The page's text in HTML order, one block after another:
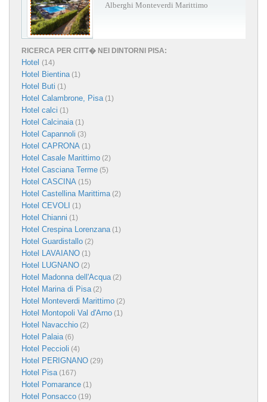
Alberghi Monteverdi Marittimo
RICERCA PER CITT� NEI DINTORNI PISA:
Hotel (14)
Hotel Bientina(1)
Hotel Buti (1)
Hotel Calambrone, Pisa(1)
Hotel calci (1)
Hotel Calcinaia(1)
Hotel Capannoli (3)
Hotel CAPRONA (1)
Hotel Casale Marittimo (2)
Hotel Casciana Terme (5)
Hotel CASCINA (15)
Hotel Castellina Marittima(2)
Hotel CEVOLI (1)
Hotel Chianni (1)
Hotel Crespina Lorenzana(1)
Hotel Guardistallo (2)
Hotel LAVAIANO (1)
Hotel LUGNANO (2)
Hotel Madonna dell'Acqua(2)
Hotel Marina di Pisa(2)
Hotel Monteverdi Marittimo (2)
Hotel Montopoli Val d'Arno (1)
Hotel Navacchio (2)
Hotel Palaia(6)
Hotel Peccioli (4)
Hotel PERIGNANO (29)
Hotel Pisa(167)
Hotel Pomarance (1)
Hotel Ponsacco (19)